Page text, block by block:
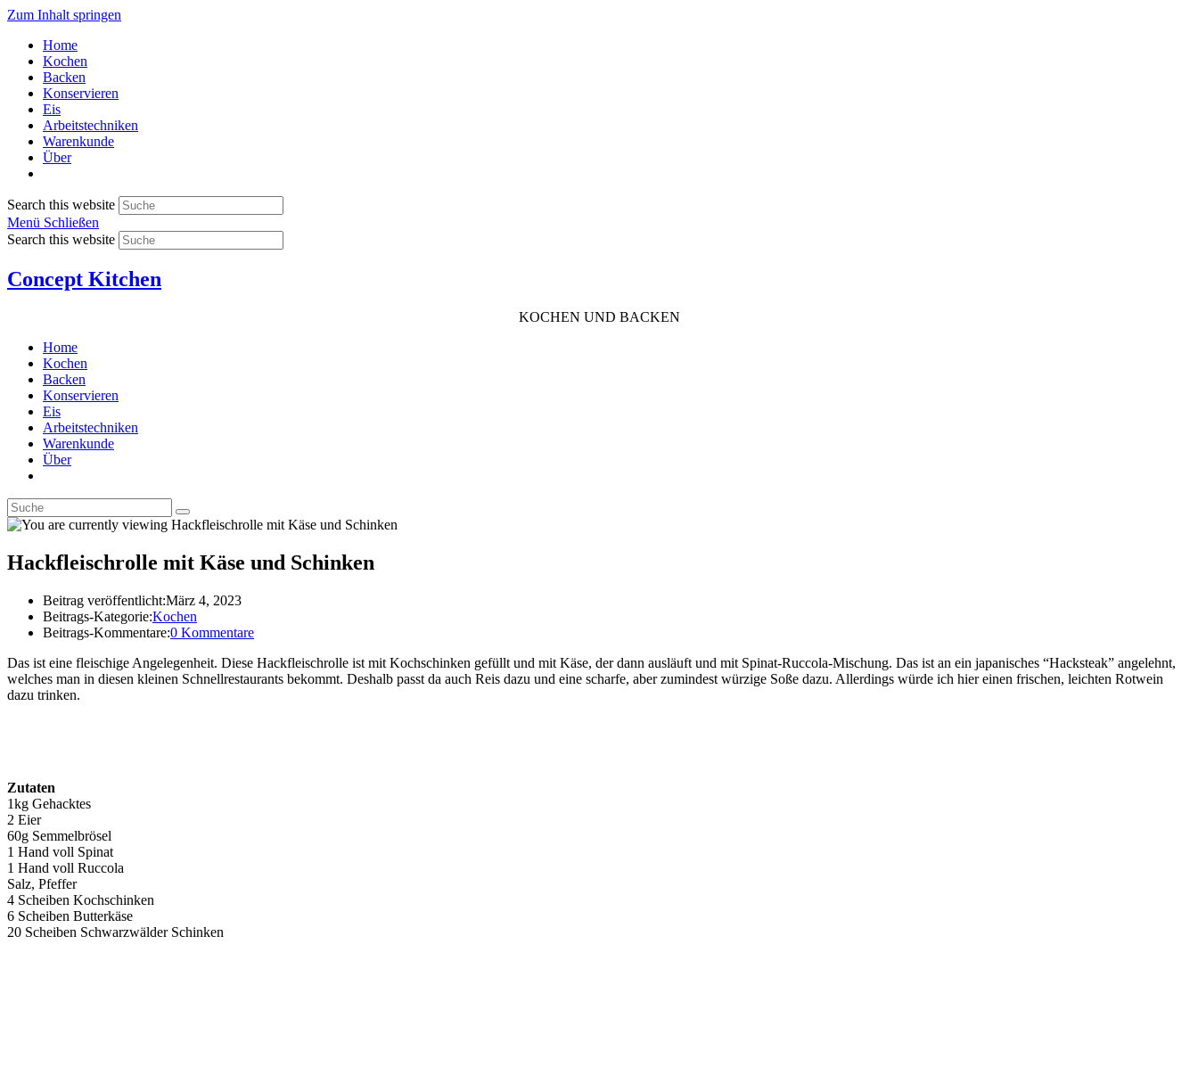
Zum Inhalt springen
Home
Kochen
Backen
Konservieren
Eis
Arbeitstechniken
Warenkunde
Über
Search this website
Menü Schließen
Search this website
Concept Kitchen
KOCHEN UND BACKEN
Home
Kochen
Backen
Konservieren
Eis
Arbeitstechniken
Warenkunde
Über
Hackfleischrolle mit Käse und Schinken
Beitrag veröffentlicht:März 4, 2023
Beitrags-Kategorie:Kochen
Beitrags-Kommentare:0 Kommentare
Das ist eine fleischige Angelegenheit. Diese Hackfleischrolle ist mit Kochschinken gefüllt und mit Käse, der dann ausläuft und mit Spinat-Ruccola-Mischung. Das ist an ein japanisches “Hacksteak” angelehnt,
welches man in diesen kleinen Schnellrestaurants bekommt. Deshalb passt da auch Reis dazu und eine scharfe, aber zumindest würzige Soße dazu. Allerdings würde ich hier einen frischen, leichten Rotwein
dazu trinken.
Zutaten
1kg Gehacktes
2 Eier
60g Semmelbrösel
1 Hand voll Spinat
1 Hand voll Ruccola
Salz, Pfeffer
4 Scheiben Kochschinken
6 Scheiben Butterkäse
20 Scheiben Schwarzwälder Schinken